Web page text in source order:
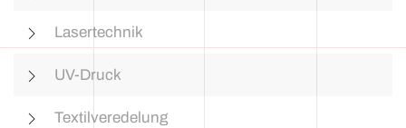
Lasertechnik
UV-Druck
Textilveredelung